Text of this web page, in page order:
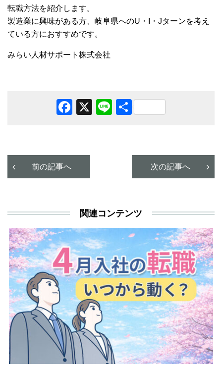
転職方法を紹介します。
製造業に興味がある方、岐阜県へのU・I・Jターンを考え
ている方におすすめです。
みらい人材サポート株式会社
Facebook
X Line共
前の記事へ 次の記事へ
関連コンテンツ